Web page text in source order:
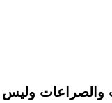
والصراعات وليس